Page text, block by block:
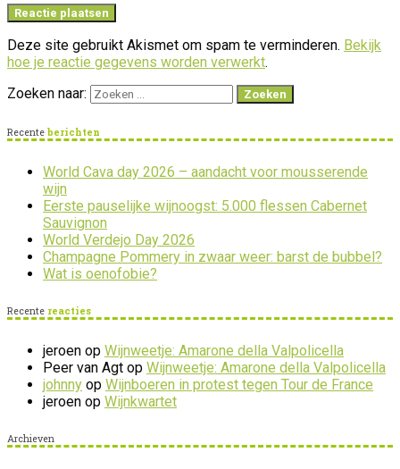
Deze site gebruikt Akismet om spam te verminderen. Bekijk
hoe je reactie gegevens worden verwerkt.
Zoeken naar:
Recente berichten
World Cava day 2026 – aandacht voor mousserende
wijn
Eerste pauselijke wijnoogst: 5.000 flessen Cabernet
Sauvignon
World Verdejo Day 2026
Champagne Pommery in zwaar weer: barst de bubbel?
Wat is oenofobie?
Recente reacties
jeroen op Wijnweetje: Amarone della Valpolicella
Peer van Agt op Wijnweetje: Amarone della Valpolicella
johnny op Wijnboeren in protest tegen Tour de France
jeroen op Wijnkwartet
Archieven